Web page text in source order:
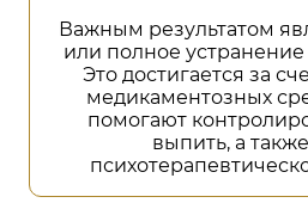
Важным результатом
или полное устранение
Это достигается за
медикаментозных
помогают
выпить, а